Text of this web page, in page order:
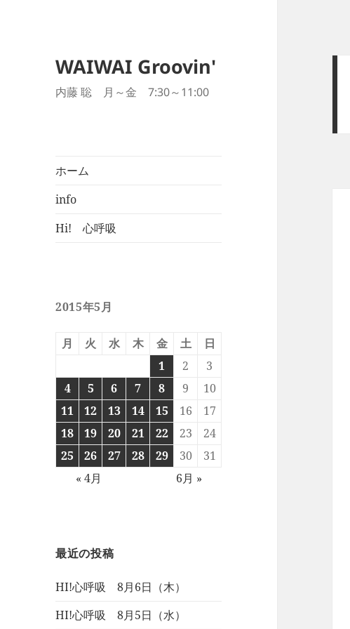
WAIWAI Groovin'
内藤 聡 月～金 7:30～11:00
ホーム
info
Hi! 心呼吸
2015年5月
月 火 水 木 金 土
日
1
2
3
4
5 6 7 8 9
10
11
12 13 14 15 16
17
18
19 20 21 22 23
24
25
26 27 28 29 30
31
« 4月
6月 »
最近の投稿
HI!心呼吸 8月6日（木）
HI!心呼吸 8月5日（水）